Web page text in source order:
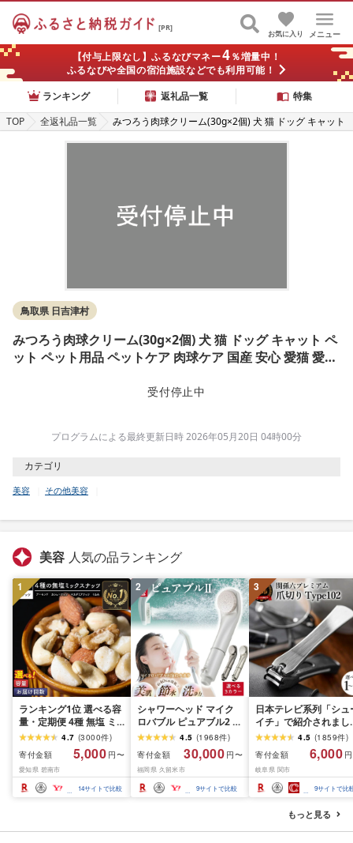
[PR]
メニュー
お気に入り
【付与上限なし】ふるなびマネー4％増量中！
ふるなびや全国の宿泊施設などでも利用可能！
ランキング
返礼品一覧
特集
TOP
全返礼品一覧
みつろう肉球クリーム(30g×2個) 犬 猫 ドッグ キャット
鳥取県 日吉津村
みつろう肉球クリーム(30g×2個) 犬 猫 ドッグ キャット ペ
ット ペット用品 ペットケア 肉球ケア 国産 安心 愛猫 愛猫
プレゼント ギフト 鳥取県 日吉津村
受付停止中
プログラムによる最終更新日時 2026年05月20日 04時00分
カテゴリ
美容 その他美容
美容 人気の品ランキング
1
ランキング1位 選べる容
量・定期便 4種 無塩 ミ
ックスナッツ 500g 〜
4kg 素焼きアーモンド
カシューナッツ マカダ
ミアナッツ くるみ 生ナ
ッツ 直火焙煎 素焼き 塩
油 不使用 おやつ ジップ
4.7 (3000件)
寄付金額
5,000 円〜
愛知県 碧南市
14サイトで比較
2
シャワーヘッド マイク
ロバブル ピュアブル2 節
水 約40% 日本製 カート
リッジ不要 美肌 保湿 温
浴 選べるカラー 最強翌
日配送 洗浄 軽量 コンパ
クト 日用品 バス用品 お
風呂 お取り寄せ 福岡県
4.5 (1968件)
寄付金額
30,000 円〜
福岡県 久留米市
9サイトで比較
3
日本テレビ系列「シュ
イチ」で紹介されまし
(R7.09.13放送)[刀匠 関
孫六の伝統から生まれ
ツメキリ][選べる本数
本〜5本セット] 貝印 関
孫六 爪切り type102
テンレス 高級つめきり
ストッパーケース U字
取り外し可能 2WAY や
すり ギフト
4.5 (1859件)
寄付金額
6,000
岐阜県 関市
9サイトで比
もっと見る